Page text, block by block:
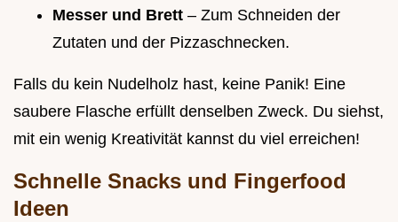
Messer und Brett – Zum Schneiden der
Zutaten und der Pizzaschnecken.
Falls du kein Nudelholz hast, keine Panik! Eine
saubere Flasche erfüllt denselben Zweck. Du siehst,
mit ein wenig Kreativität kannst du viel erreichen!
Schnelle Snacks und Fingerfood
Ideen